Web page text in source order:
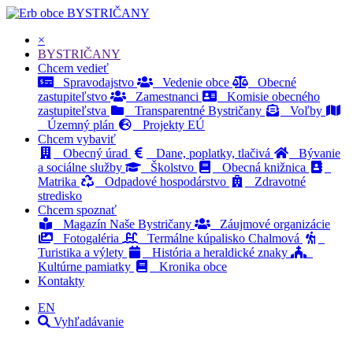
BYSTRIČANY
×
BYSTRIČANY
Chcem vedieť
Spravodajstvo
Vedenie obce
Obecné
zastupiteľstvo
Zamestnanci
Komisie obecného
zastupiteľstva
Transparentné Bystričany
Voľby
Územný plán
Projekty EÚ
Chcem vybaviť
Obecný úrad
Dane, poplatky, tlačivá
Bývanie
a sociálne služby
Školstvo
Obecná knižnica
Matrika
Odpadové hospodárstvo
Zdravotné
stredisko
Chcem spoznať
Magazín Naše Bystričany
Záujmové organizácie
Fotogaléria
Termálne kúpalisko Chalmová
Turistika a výlety
História a heraldické znaky
Kultúrne pamiatky
Kronika obce
Kontakty
EN
Vyhľadávanie